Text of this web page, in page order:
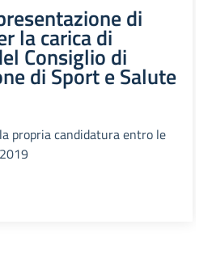
di
la carica di
Consiglio di
di Sport e Salute
propria candidatura entro le